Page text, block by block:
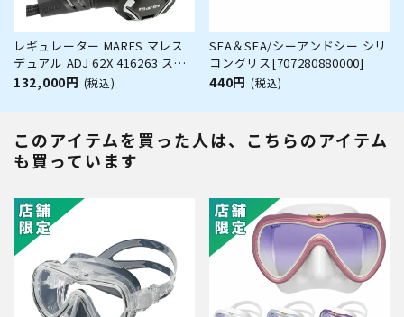
レギュレーター MARES マレス
デュアル ADJ 62X 416263 スキ
ューバダイビング 重器材
132,000円 (税込)
SEA＆SEA/シーアンドシー シリ
コングリス[707280880000]
440円 (税込)
このアイテムを買った人は、こちらのアイテム
も買っています